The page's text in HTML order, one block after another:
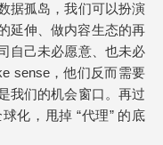
据孤岛，我们可以扮演
延伸、做内容生态的再
自己未必愿意、也未必
sense，他们反而需要
们的机会窗口。再过
化，甩掉 “代理” 的底